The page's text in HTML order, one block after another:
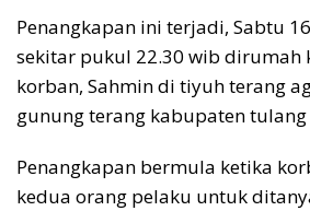
Penangkapan ini terjadi, Sabtu
sekitar pukul 22.30 wib dirumah
korban, Sahmin di tiyuh terang
gunung terang kabupaten
Penangkapan bermula ketika
kedua orang pelaku untuk